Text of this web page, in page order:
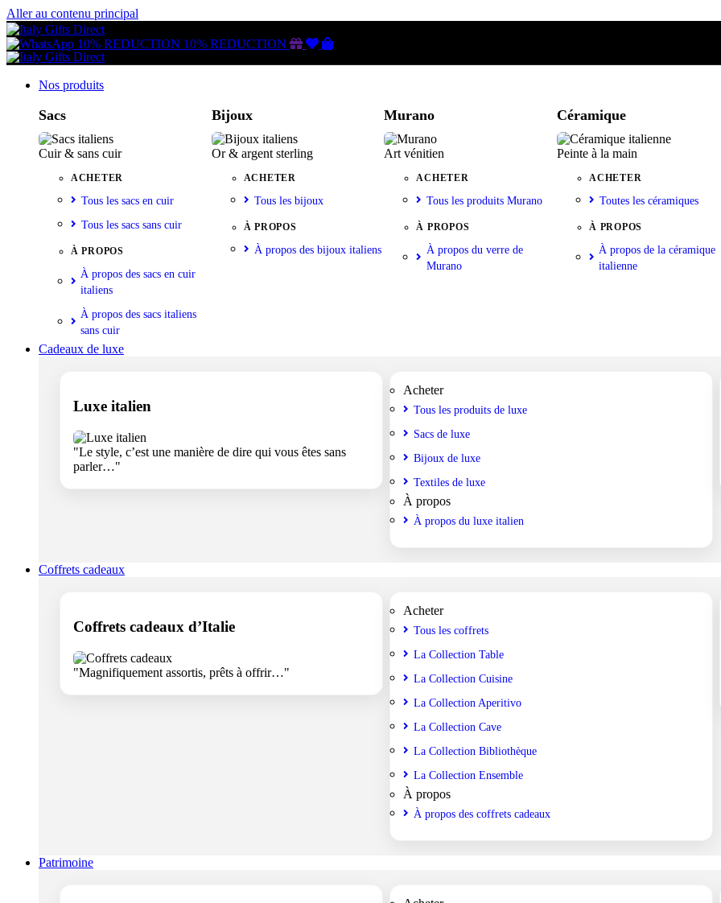
Aller au contenu principal
10% REDUCTION 10% REDUCTION Gutscheine
Wunschliste
Warenkorb
Nos produits
Sacs
Cuir & sans cuir
ACHETER
Tous les sacs en cuir
Tous les sacs sans cuir
À PROPOS
À propos des sacs en cuir
italiens
À propos des sacs italiens
sans cuir
Bijoux
Or & argent sterling
ACHETER
Tous les bijoux
À PROPOS
À propos des bijoux italiens
Murano
Art vénitien
ACHETER
Tous les produits Murano
À PROPOS
À propos du verre de
Murano
Céramique
Peinte à la main
ACHETER
Toutes les céramiques
À PROPOS
À propos de la céramique
italienne
Cadeaux de luxe
Luxe italien
"Le style, c’est une manière de dire qui vous êtes sans
parler…"
Acheter
Tous les produits de luxe
Sacs de luxe
Bijoux de luxe
Textiles de luxe
À propos
À propos du luxe italien
Coffrets cadeaux
Coffrets cadeaux d’Italie
"Magnifiquement assortis, prêts à offrir…"
Acheter
Tous les coffrets
La Collection Table
La Collection Cuisine
La Collection Aperitivo
La Collection Cave
La Collection Bibliothèque
La Collection Ensemble
À propos
À propos des coffrets cadeaux
Patrimoine